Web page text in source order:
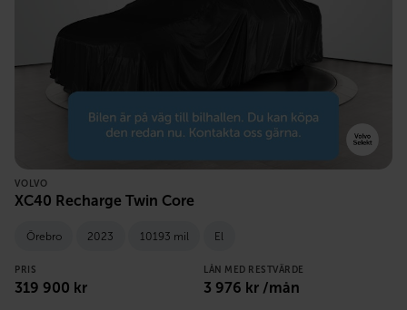
VOLVO
XC40 Recharge Twin Core
Örebro 2023 10193 mil El
PRIS
319 900 kr
LÅN MED RESTVÄRDE
3 976 kr /mån